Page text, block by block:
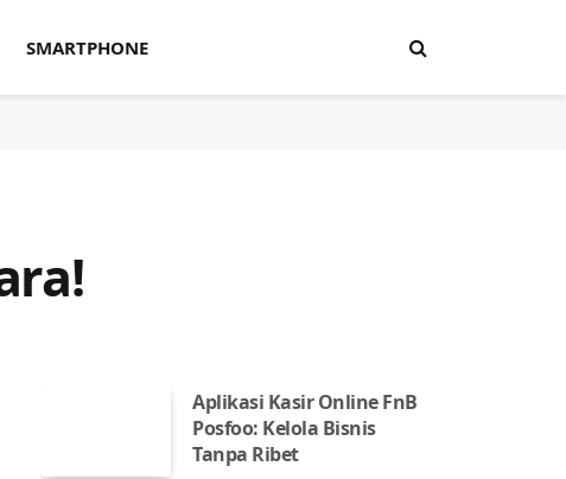
SMARTPHONE
Aplikasi Kasir Online FnB
Posfoo: Kelola Bisnis
Tanpa Ribet